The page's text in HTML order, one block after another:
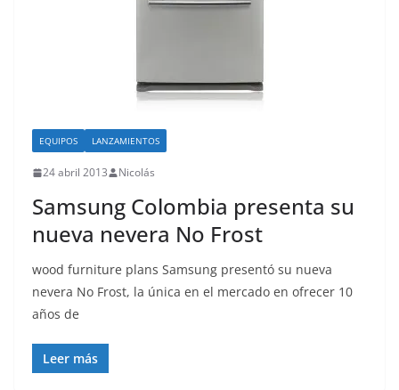
EQUIPOS LANZAMIENTOS
24 abril 2013 Nicolás
Samsung Colombia presenta su
nueva nevera No Frost
wood furniture plans Samsung presentó su nueva
nevera No Frost, la única en el mercado en ofrecer 10
años de
Leer más